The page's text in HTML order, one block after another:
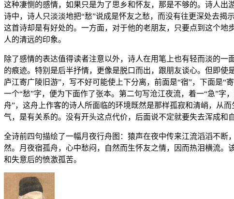
这种凄恻的感情，如果只是为了思乡和怀友，那是不够的。诗人
诗中，诗人只淡淡地把“愁”说成是怀友之愁，而没有往更深处去揭
这首诗却是有好处的。一方面，对于他的老朋友，只要点到这个
人的清远的印象。
除了感情的表达值得读者注意以外，诗人在用笔上也有轻而淡的一
的痕迹。特别是后半抒情，更像是脱口而出，跟朋友谈心。但即
庐江寄广陵旧游”，写不好可能使上下分离，前面是“宿”，下面是
一个“愁”字，便为下面作了张本。第二句写沧江夜流，着一“急”
舟”，这舟上作客的诗人所面临的环境既然是那样孤寂和清峭，从
气，是有关系的。没有开头这点代价，后面说不定就要失去浑成和自
全诗前四句描绘了一幅月夜行舟图：猿声在夜中传来江流滔滔不
然。月夜宿孤舟，心中愁闷，自然而生怀友之情，因而热泪横流
和失意后的愤激孤苦。